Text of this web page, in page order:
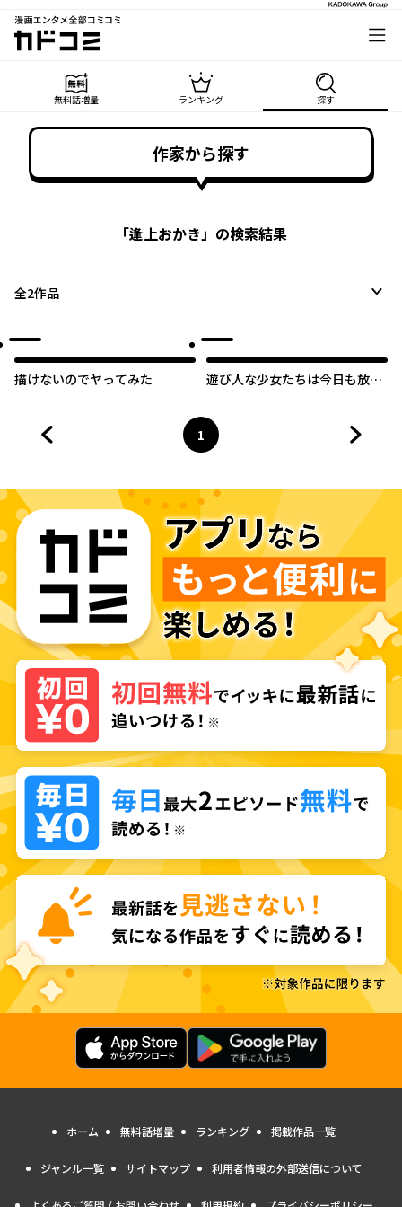
漫画エンタメ全部コミコミ
カドコミ
無料話増量 ランキング 探す
作家から探す
「逢上おかき」の検索結果
全2作品
描けないのでヤってみた
遊び人な少女たちは今日も放課
ページ
1
へ
ホーム 無料話増量 ランキング 掲載作品一覧
ジャンル一覧 サイトマップ 利用者情報の外部送信について